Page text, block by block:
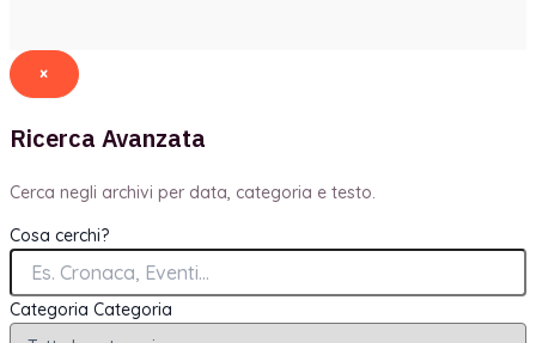
×
Ricerca Avanzata
Cerca negli archivi per data, categoria e testo.
Cosa cerchi?
Categoria Categoria